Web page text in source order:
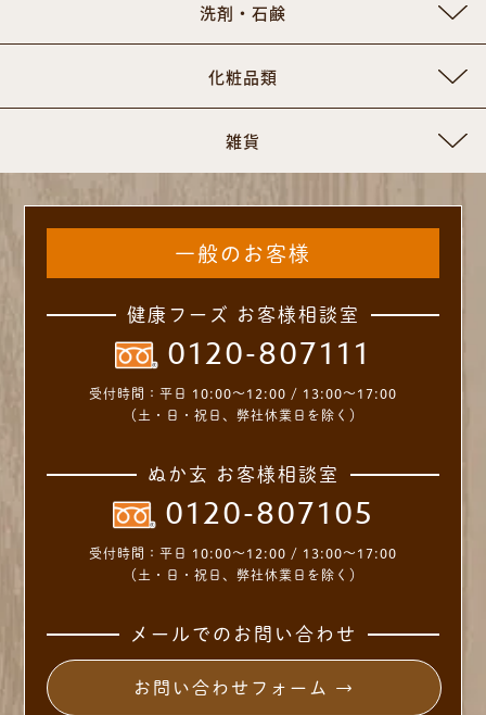
洗剤・石鹸
化粧品類
雑貨
一般のお客様
健康フーズ お客様相談室
0120-807111
受付時間： 平日 10:00～12:00 / 13:00～17:00
（土・日・祝日、弊社休業日を除く）
ぬか玄 お客様相談室
0120-807105
受付時間： 平日 10:00～12:00 / 13:00～17:00
（土・日・祝日、弊社休業日を除く）
メールでのお問い合わせ
お問い合わせフォーム →